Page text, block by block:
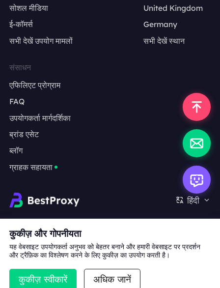
सोशल मीडिया
ई-कॉमर्स
सभी देखें उपयोग मामलों
United Kingdom
Germany
सभी देखें स्थान
संसाधन
एफिलिएट प्रोग्राम
FAQ
उपयोगकर्ता मार्गदर्शिका
ब्रांड एसेट
ब्लॉग
ग्राहक सहायता
हिंदी
सहयोग:michael.wang@bestproxy.com
हमारे बारे में ब्रांड एसेट सेवा की शर्तें
कुकीज़ और गोपनीयता
यह वेबसाइट उपयोगकर्ता अनुभव को बेहतर बनाने और हमारी वेबसाइट पर प्रदर्शन
और ट्रैफ़िक का विश्लेषण करने के लिए कुकीज़ का उपयोग करती है।
कुकीज़ स्वीकारें अधिक जानें